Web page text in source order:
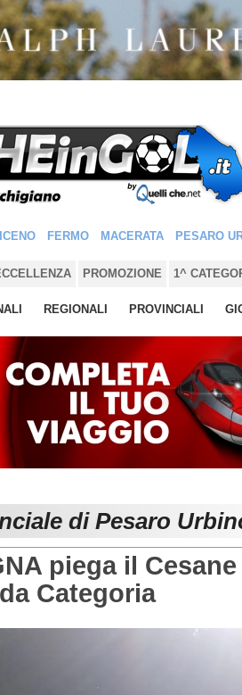
FERMO MACERATA PESARO
PROMOZIONE 1^
REGIONALI PROVINCIALI
di Pesaro
piega il
Categoria